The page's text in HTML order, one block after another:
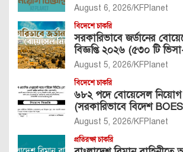
August 6, 2026 KFPlanet
বিদেশে চাকরি
সরকারিভাবে জর্ডানের
বিজ্ঞপ্তি ২০২৬ (৫৩০ টি
August 5, 2026 KFPlanet
বিদেশে চাকরি
৬৮২ পদে বোয়েসেল নিয়োগ
(সরকারিভাবে বিদেশ
August 5, 2026 KFPlanet
প্রতিরক্ষা চাকরি